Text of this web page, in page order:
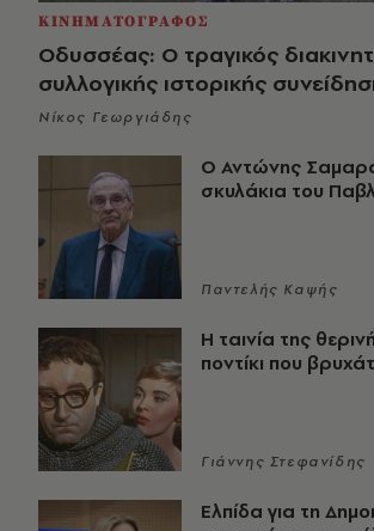
ΚΙΝΗΜΑΤΟΓΡΑΦΟΣ
Οδυσσέας: Ο τραγικός
συλλογικής ιστορικής
Νίκος Γεωργιάδης
Ο Αντώνης
σκυλάκια του
Παντελής Καψής
Η ταινία της
ποντίκι που
Γιάννης Στεφανίδης
Ελπίδα για τη